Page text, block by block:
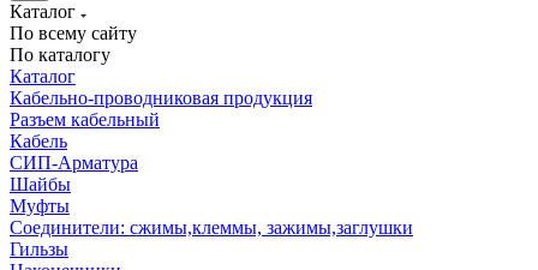
Каталог
По всему сайту
По каталогу
Каталог
Кабельно-проводниковая продукция
Разъем кабельный
Кабель
СИП-Арматура
Шайбы
Муфты
Соединители: сжимы,клеммы, зажимы,заглушки
Гильзы